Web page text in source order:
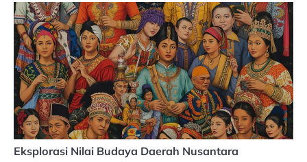
Eksplorasi Nilai Budaya Daerah Nusantara